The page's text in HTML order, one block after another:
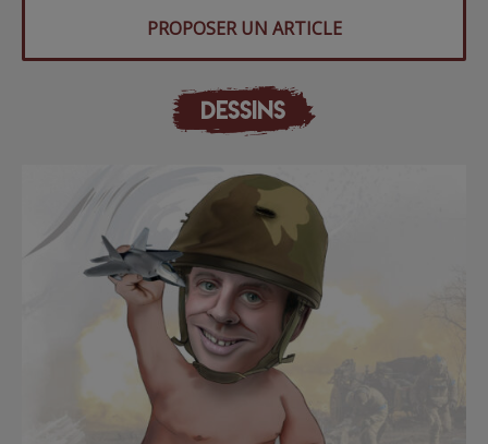
PROPOSER UN ARTICLE
DESSINS